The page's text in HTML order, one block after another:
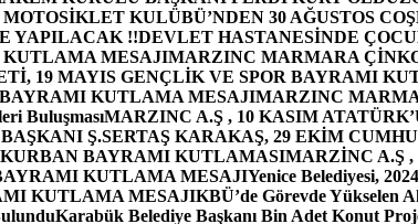
KULÜBÜ’NDEN 30 AĞUSTOS
YAPILACAK !!DEVLET HASTANESİNDE
KUTLAMA MESAJIMARZINC MARMARA
19 MAYIS GENÇLİK VE SPOR BAYRAMI
KUTLAMA MESAJIMARZINC
BuluşmasıMARZINC A.Ş , 10 KASIM
Ş.SERTAŞ KARAKAŞ, 29 EKİM
BAYRAMI KUTLAMASIMARZİNC A.Ş ,
KUTLAMA MESAJIYenice Belediyesi,
KUTLAMA MESAJIKBÜ’de Görevde Yükselen
Karabük Belediye Başkanı Bin Adet Konut